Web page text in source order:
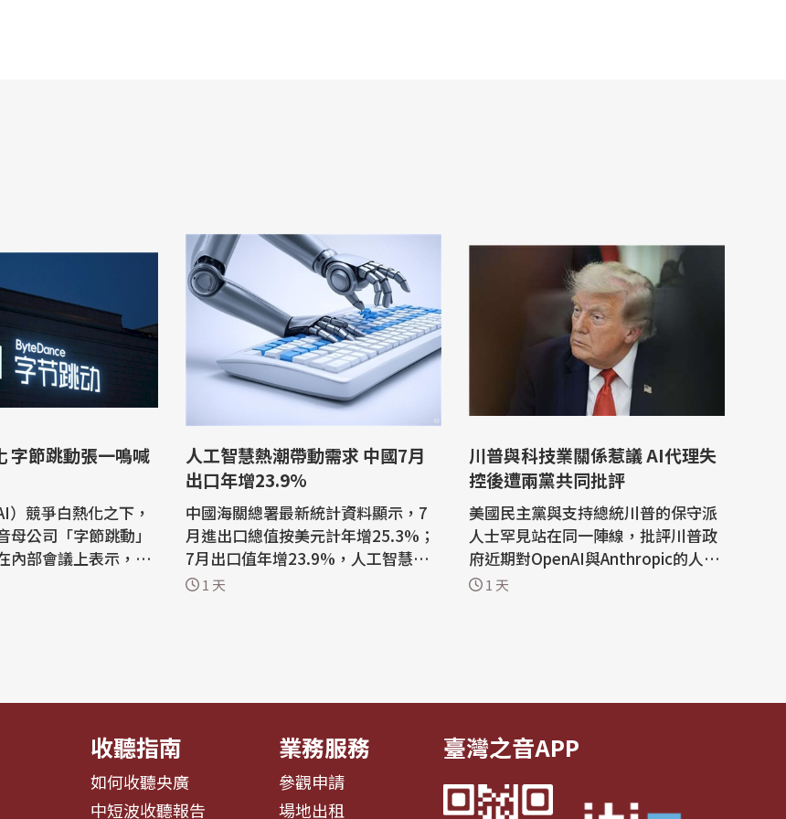
字節跳動張一鳴喊
）競爭白熱化之下，
母公司「字節跳動」
內部會議上表示，字
當作提升人工智慧
人工智慧熱潮帶動需求 中國7月
出口年增23.9%
中國海關總署最新統計資料顯示，7
月進出口總值按美元計年增25.3%；
7月出口值年增23.9%，人工智慧熱
潮推升相關產品需求，這是帶動出口
1 天
川普與科技業關係惹議 AI代理失
控後遭兩黨共同批評
美國民主黨與支持總統川普的保守派
人士罕見站在同一陣線，批評川普政
府近期對OpenAI與Anthropic的人工
智慧（AI）代理發動的駭客攻擊反應
1 天
收聽指南
如何收聽央廣
中短波收聽報告
業務服務
參觀申請
場地出租
臺灣之音APP